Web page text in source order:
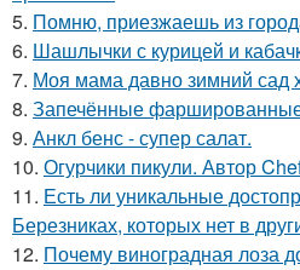
5. Помню, приезжаешь из
6. Шашлычки с курицей и
7. Моя мама давно зимний сад
8. Запечённые
9. Анкл бенс - супер салат.
10. Огурчики пикули. Автор
11. Есть ли уникальные
Березниках, которых нет в
12. Почему виноградная лоза